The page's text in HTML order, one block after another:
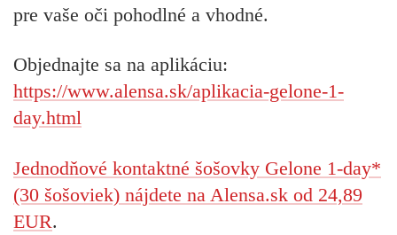
pre vaše oči pohodlné a vhodné.
Objednajte sa na aplikáciu:
https://www.alensa.sk/aplikacia-gelone-1-
day.html
Jednodňové kontaktné šošovky Gelone 1-day*
(30 šošoviek) nájdete na Alensa.sk od 24,89
EUR.